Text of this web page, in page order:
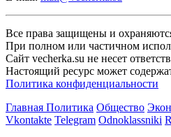
Все права защищены и
При полном или частичном
Сайт vecherka.su не несет
Настоящий ресурс может
Политика конфиденциальности
Главная Политика Общество
Vkontakte Telegram Odnoklassniki